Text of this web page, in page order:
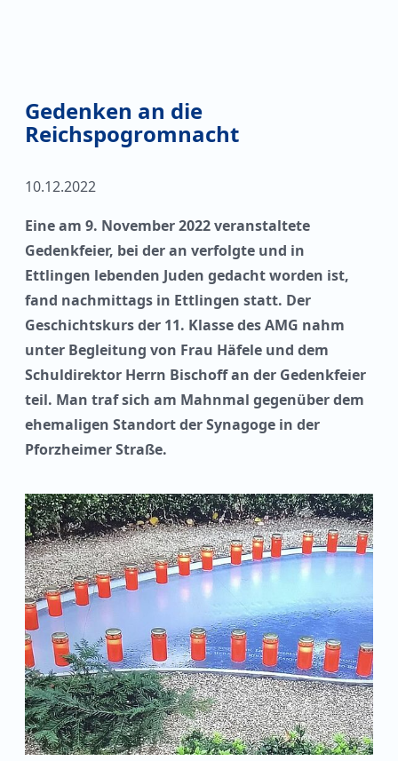
Gedenken an die
Reichspogromnacht
10.12.2022
Eine am 9. November 2022 veranstaltete
Gedenkfeier, bei der an verfolgte und in
Ettlingen lebenden Juden gedacht worden ist,
fand nachmittags in Ettlingen statt. Der
Geschichtskurs der 11. Klasse des AMG nahm
unter Begleitung von Frau Häfele und dem
Schuldirektor Herrn Bischoff an der Gedenkfeier
teil. Man traf sich am Mahnmal gegenüber dem
ehemaligen Standort der Synagoge in der
Pforzheimer Straße.